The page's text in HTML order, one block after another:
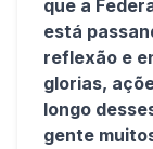
que a
está
reflexão e
glorias,
longo
gente